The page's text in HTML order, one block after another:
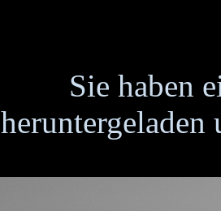
Sie haben